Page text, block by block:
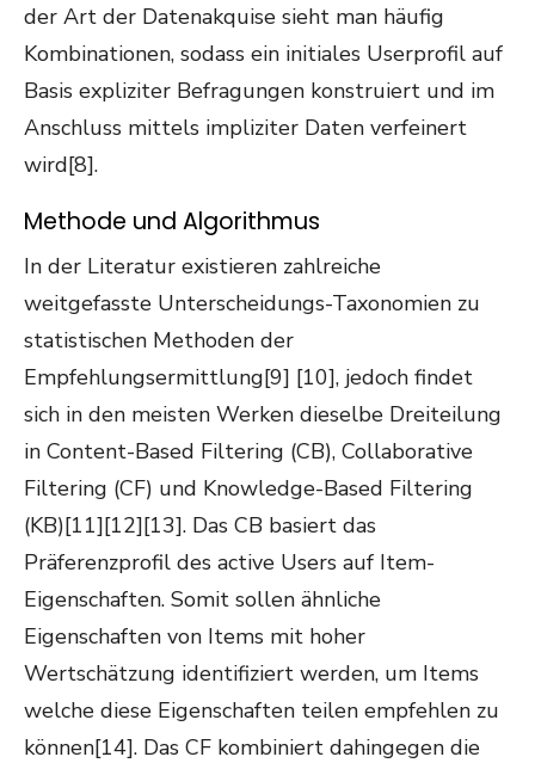
der Art der Datenakquise sieht man häufig
Kombinationen, sodass ein initiales Userprofil auf
Basis expliziter Befragungen konstruiert und im
Anschluss mittels impliziter Daten verfeinert
wird[8].
Methode und Algorithmus
In der Literatur existieren zahlreiche
weitgefasste Unterscheidungs-Taxonomien zu
statistischen Methoden der
Empfehlungsermittlung[9] [10], jedoch findet
sich in den meisten Werken dieselbe Dreiteilung
in Content-Based Filtering (CB), Collaborative
Filtering (CF) und Knowledge-Based Filtering
(KB)[11][12][13]. Das CB basiert das
Präferenzprofil des active Users auf Item-
Eigenschaften. Somit sollen ähnliche
Eigenschaften von Items mit hoher
Wertschätzung identifiziert werden, um Items
welche diese Eigenschaften teilen empfehlen zu
können[14]. Das CF kombiniert dahingegen die